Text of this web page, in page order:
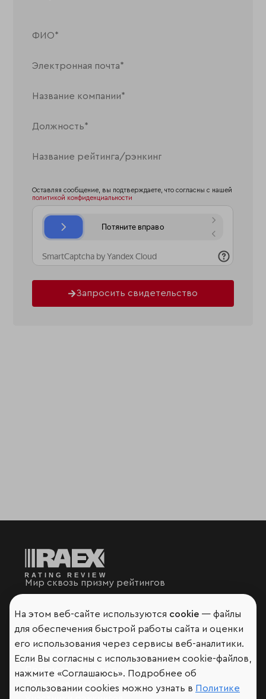
Оставляя сообщение, вы подтверждаете, что согласны с нашей
политикой конфиденциальности
Запросить свидетельство
Мир сквозь призму рейтингов
Аналитика
Контактная информация
Подписаться на рассылку
На этом веб-сайте используются cookie — файлы
для обеспечения быстрой работы сайта и оценки
его использования через сервисы веб-аналитики.
Если Вы согласны с использованием cookie-файлов,
нажмите «Соглашаюсь». Подробнее об
использовании cookies можно узнать в Политике